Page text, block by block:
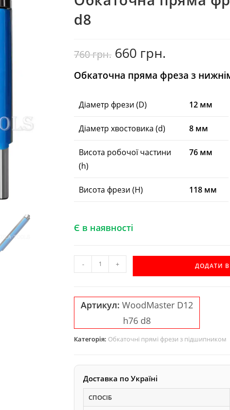
d8
760грн. Оригінальна
ціна:
760
660 грн.
Обкаточна пряма фрезаз
Діаметр фрези (D) 12 мм
Діаметр хвостовика (d) 8 мм
Висота робочої частини
(h)
76 мм
Висота фрези (H) 118 мм
Є в наявності
Обкаточна
пряма
WoodMaster
D12
кількість
- + ДОДАТИ
Артикул:WoodMaster D12
h76 d8
Категорія: Обкаточні прямі фрези з підшипником
Доставка по Україні
СПОСІБ